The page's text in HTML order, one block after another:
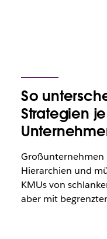
So
Strategien
Hierarchien und
KMUs von
aber mit